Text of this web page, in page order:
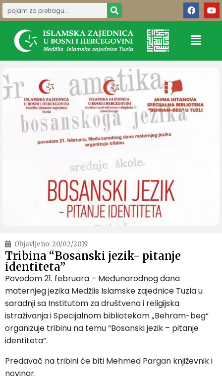
Objavljeno:20/02/2019
Tribina “Bosanski jezik- pitanje
identiteta”
Povodom 21. februara – Međunarodnog dana
maternjeg jezika Medžlis Islamske zajednice Tuzla u
saradnji sa Institutom za društvena i religijska
istraživanja i Specijalnom bibliotekom „Behram-beg“
organizuje tribinu na temu “Bosanski jezik – pitanje
identiteta”.
Predavač na tribini će biti Mehmed Pargan književnik i
novinar.